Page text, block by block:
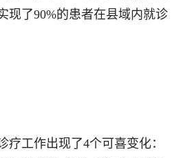
现了90%的患者在县域内就诊
工作出现了4个可喜变化：